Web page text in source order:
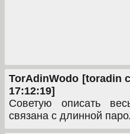
TorAdinWodo [toradin
17:12:19]
Советую описать
связана с длинной